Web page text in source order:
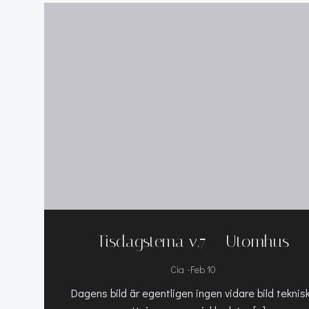
Tisdagstema v.7 – Utomhus
Cia -Feb 10
Dagens bild är egentligen ingen vidare bild